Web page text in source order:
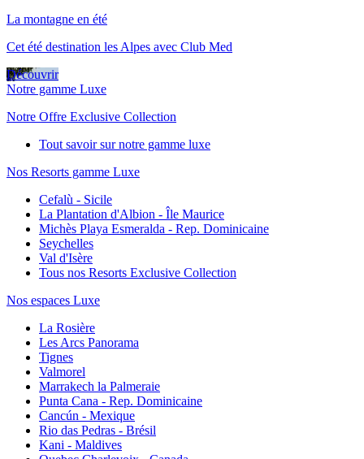
La montagne en été
Cet été destination les Alpes avec Club Med
Découvrir
Notre gamme Luxe
Notre Offre Exclusive Collection
Tout savoir sur notre gamme luxe
Nos Resorts gamme Luxe
Cefalù - Sicile
La Plantation d'Albion - Île Maurice
Michès Playa Esmeralda - Rep. Dominicaine
Seychelles
Val d'Isère
Tous nos Resorts Exclusive Collection
Nos espaces Luxe
La Rosière
Les Arcs Panorama
Tignes
Valmorel
Marrakech la Palmeraie
Punta Cana - Rep. Dominicaine
Cancún - Mexique
Rio das Pedras - Brésil
Kani - Maldives